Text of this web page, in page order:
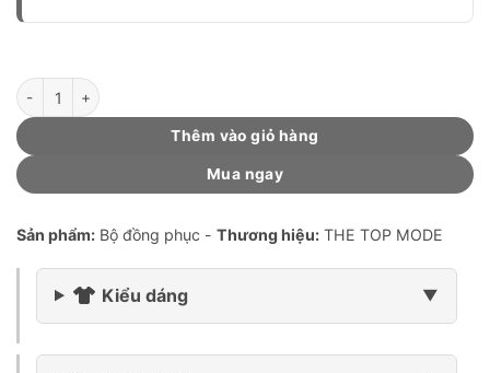
Đồng phục (mẫu M03 Nam-TCX Light Gray) số lượng
Thêm vào giỏ hàng
Mua ngay
Sản phẩm: Bộ đồng phục - Thương hiệu: THE TOP MODE
Kiểu dáng